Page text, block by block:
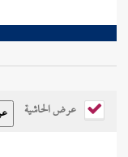
عرض الحاشية